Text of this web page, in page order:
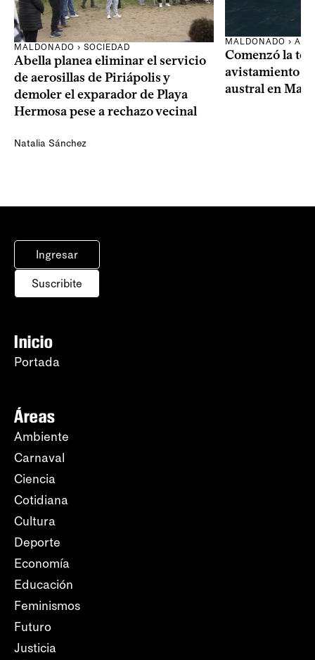
MALDONADO › SOCIEDAD
Abella planea eliminar el servicio
de aerosillas de Piriápolis y
demoler el exparador de Playa
Hermosa pese a rechazo vecinal
Natalia Sánchez
MALDONADO ›
Comenzó la
avistamiento
austral en
Ingresar
Suscribite
Inicio
Portada
Áreas
Ambiente
Carnaval
Ciencia
Cotidiana
Cultura
Deporte
Economía
Educación
Feminismos
Futuro
Justicia